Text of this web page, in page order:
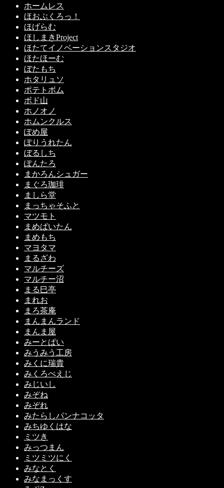
ホームレス
ほおぶくろっ！
ほげらむ
ほしまきProject
ほたてイノベーションスタジオ
ほたほーむ
ぼたもち
ホタリュソ
ポテトボム
ボド山
ホノオノ
ホムンクルス
ぽめ屋
ぽりうれたん
ぼるしち
ぽんたろ
まかろんシュガー
まぐろ珈琲
ましら堂
まっちゃそふと
マツモト
まめぱいたん
まめもち
マヨタマ
まるざわ
マルチーズ
マルチー沼
まる巳亭
まれお
まろ茶庵
まんまんランド
まんま屋
みーとぱい
みうみう工房
みくに瑞貴
みくろぺえじ
みじいし
みぞね
みぞれ
みたらしパンナコッタ
みちゆくはな
ミツき
みっつまん
ミツミツにく
みなとく
みなまっくす